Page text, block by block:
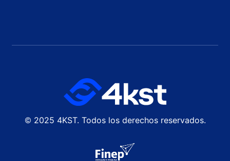
© 2025 4KST. Todos los derechos reservados.